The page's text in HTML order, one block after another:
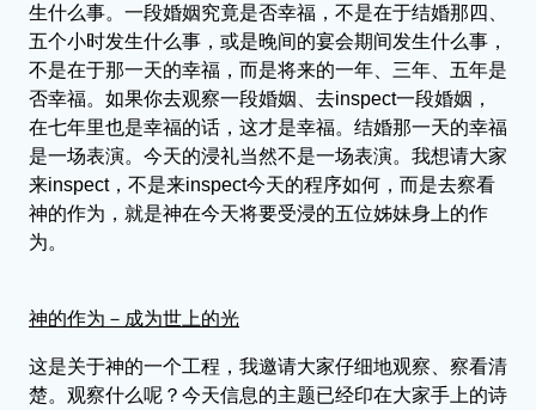
生什么事。一段婚姻究竟是否幸福，不是在于结婚那四、
五个小时发生什么事，或是晚间的宴会期间发生什么事，
不是在于那一天的幸福，而是将来的一年、三年、五年是
否幸福。如果你去观察一段婚姻、去inspect一段婚姻，
在七年里也是幸福的话，这才是幸福。结婚那一天的幸福
是一场表演。今天的浸礼当然不是一场表演。我想请大家
来inspect，不是来inspect今天的程序如何，而是去察看
神的作为，就是神在今天将要受浸的五位姊妹身上的作
为。
神的作为－成为世上的光
这是关于神的一个工程，我邀请大家仔细地观察、察看清
楚。观察什么呢？今天信息的主题已经印在大家手上的诗